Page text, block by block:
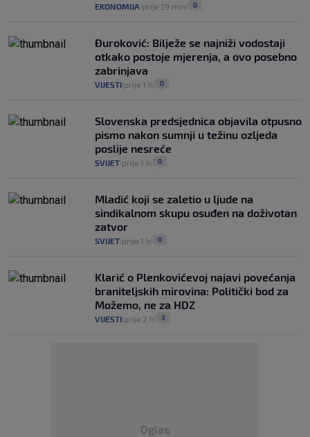
EKONOMIJA prije 59 min 0
Đuroković: Bilježe se najniži vodostaji
otkako postoje mjerenja, a ovo posebno
zabrinjava
VIJESTI prije 1 h 0
Slovenska predsjednica objavila otpusno
pismo nakon sumnji u težinu ozljeda
poslije nesreće
SVIJET prije 1 h 0
Mladić koji se zaletio u ljude na
sindikalnom skupu osuđen na doživotan
zatvor
SVIJET prije 1 h 0
Klarić o Plenkovićevoj najavi povećanja
braniteljskih mirovina: Politički bod za
Možemo, ne za HDZ
VIJESTI prije 2 h 3
Oglas